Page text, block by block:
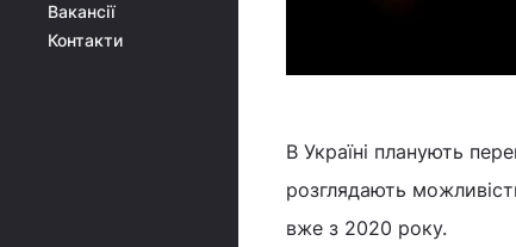
Вакансії
Контакти
В Україні планують
розглядають
вже з 2020 року.